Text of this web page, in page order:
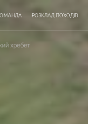
РОЗКЛАД ПОХОДІВ
хребет